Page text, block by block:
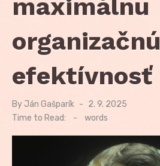
maximálnu
organizačnú
efektívnosť
By Ján Gašparík
Posted
on
2. 9. 2025
Time to Read:
- words